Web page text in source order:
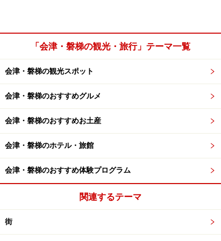
「会津・磐梯の観光・旅行」テーマ一覧
会津・磐梯の観光スポット
会津・磐梯のおすすめグルメ
会津・磐梯のおすすめお土産
会津・磐梯のホテル・旅館
会津・磐梯のおすすめ体験プログラム
関連するテーマ
街